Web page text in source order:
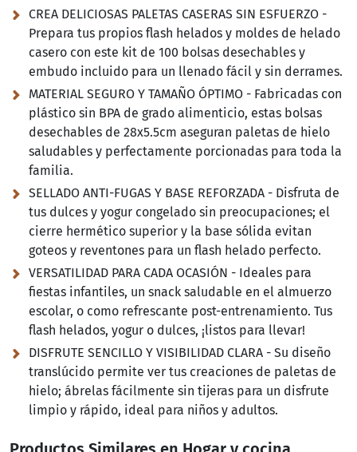
CREA DELICIOSAS PALETAS CASERAS SIN ESFUERZO -
Prepara tus propios flash helados y moldes de helado
casero con este kit de 100 bolsas desechables y
embudo incluido para un llenado fácil y sin derrames.
MATERIAL SEGURO Y TAMAÑO ÓPTIMO - Fabricadas con
plástico sin BPA de grado alimenticio, estas bolsas
desechables de 28x5.5cm aseguran paletas de hielo
saludables y perfectamente porcionadas para toda la
familia.
SELLADO ANTI-FUGAS Y BASE REFORZADA - Disfruta de
tus dulces y yogur congelado sin preocupaciones; el
cierre hermético superior y la base sólida evitan
goteos y reventones para un flash helado perfecto.
VERSATILIDAD PARA CADA OCASIÓN - Ideales para
fiestas infantiles, un snack saludable en el almuerzo
escolar, o como refrescante post-entrenamiento. Tus
flash helados, yogur o dulces, ¡listos para llevar!
DISFRUTE SENCILLO Y VISIBILIDAD CLARA - Su diseño
translúcido permite ver tus creaciones de paletas de
hielo; ábrelas fácilmente sin tijeras para un disfrute
limpio y rápido, ideal para niños y adultos.